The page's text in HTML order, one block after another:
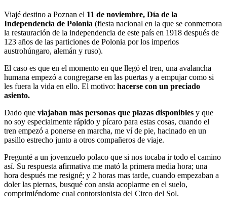
Viajé destino a Poznan el 11 de noviembre, Día de la
Independencia de Polonia (fiesta nacional en la que se conmemora
la restauración de la independencia de este país en 1918 después de
123 años de las particiones de Polonia por los imperios
austrohúngaro, alemán y ruso).
El caso es que en el momento en que llegó el tren, una avalancha
humana empezó a congregarse en las puertas y a empujar como si
les fuera la vida en ello. El motivo: hacerse con un preciado
asiento.
Dado que viajaban más personas que plazas disponibles y que
no soy especialmente rápido y pícaro para estas cosas, cuando el
tren empezó a ponerse en marcha, me ví de pie, hacinado en un
pasillo estrecho junto a otros compañeros de viaje.
Pregunté a un jovenzuelo polaco que si nos tocaba ir todo el camino
así. Su respuesta afirmativa me mató la primera media hora; una
hora después me resigné; y 2 horas mas tarde, cuando empezaban a
doler las piernas, busqué con ansia acoplarme en el suelo,
comprimiéndome cual contorsionista del Circo del Sol.